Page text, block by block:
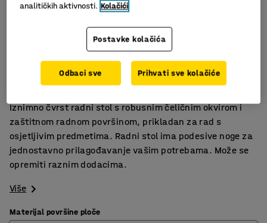
Prikladno za radionicu i garažu
Za zahtjevno korištenje
Štiti predmete od ogrebotina
Iznimno čvrst radni stol s robusnim čeličnim okvirom i
zaštitnom radnom površinom, prikladan za rad s
osjetljivim predmetima. Radni stol ima podesive noge za
jednostavno prilagođavanje vašim potrebama. Može se
opremiti raznim dodacima.
Više
Materijal površine ploče
analitičkih aktivnosti. Kolačići
Postavke kolačića
Odbaci sve Prihvati sve kolačiće